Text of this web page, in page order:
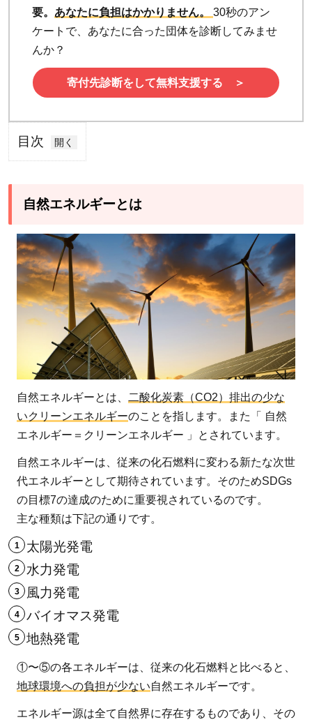
要。 あなたに負担はかかりません。 30秒のアン
ケートで、あなたに合った団体を診断してみませ
んか？
寄付先診断をして無料支援する ＞
目次
1
然
ネ
ル
ギ
ー
と
は
1.1
自然
エネ
ルギ
ーの
ット
1.2
自然
エネ
ルギ
ーの
デメ
リッ
ト
2
生
可
能
自然エネルギーとは
自然エネルギーとは、
二酸化炭素（CO2）排出の少な
いクリーンエネルギーのことを指します。また「 自然
エネルギー＝クリーンエネルギー 」とされています。
自然エネルギーは、従来の化石燃料に変わる新たな次世
代エネルギーとして期待されています。そのためSDGs
の目標7の達成のために重要視されているのです。
主な種類は下記の通りです。
太陽光発電
水力発電
風力発電
バイオマス発電
地熱発電
①〜⑤の各エネルギーは、従来の化石燃料と比べると、
地球環境への負担が少ない自然エネルギーです。
エネルギー源は全て自然界に存在するものであり、その